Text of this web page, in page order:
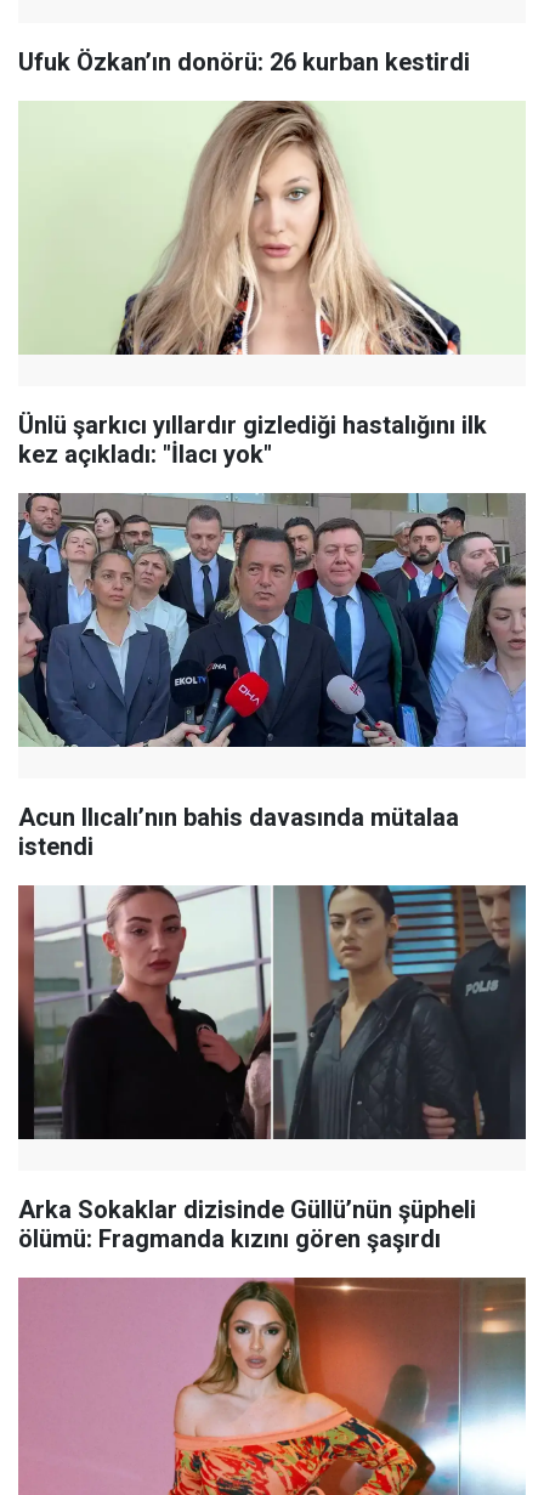
Ufuk Özkan’ın donörü: 26 kurban kestirdi
Ünlü şarkıcı yıllardır gizlediği hastalığını ilk
kez açıkladı: "İlacı yok"
Acun Ilıcalı’nın bahis davasında mütalaa
istendi
Arka Sokaklar dizisinde Güllü’nün şüpheli
ölümü: Fragmanda kızını gören şaşırdı